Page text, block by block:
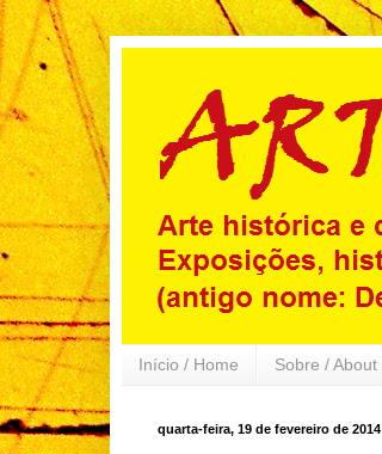
Início / Home Sobre / About
quarta-feira, 19 de fevereiro de 2014